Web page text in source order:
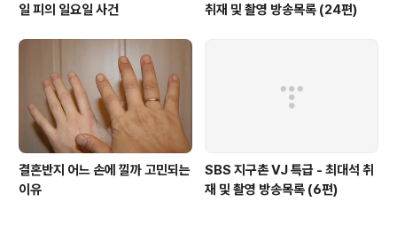
일 피의 일요일 사건
취재 및 촬영 방송목록 (24편)
결혼반지 어느 손에 낄까 고민되는
이유
SBS 지구촌 VJ 특급 - 최대석 취
재 및 촬영 방송목록 (6편)